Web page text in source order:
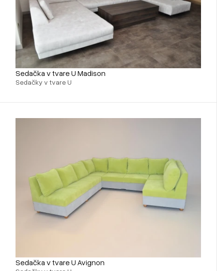
Sedačka v tvare U Madison
Sedačky v tvare U
Sedačka v tvare U Avignon